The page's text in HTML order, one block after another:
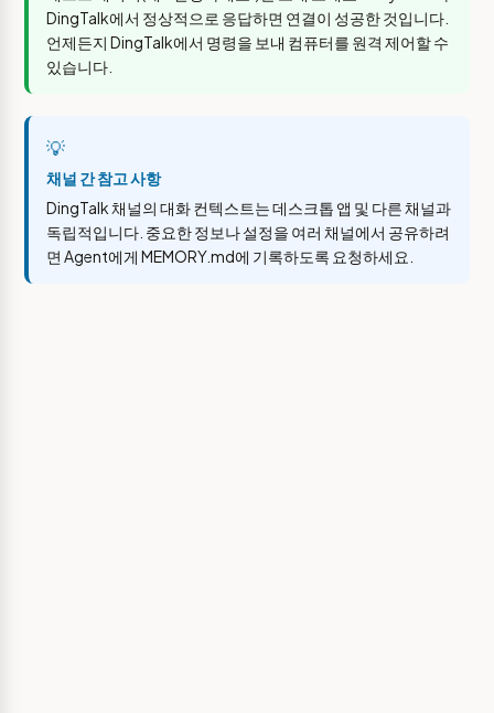
DingTalk에서 정상적으로 응답하면 연결이 성공한 것입니다.
언제든지 DingTalk에서 명령을 보내 컴퓨터를 원격 제어할 수
있습니다.
💡
채널 간 참고 사항
DingTalk 채널의 대화 컨텍스트는 데스크톱 앱 및 다른 채널과
독립적입니다. 중요한 정보나 설정을 여러 채널에서 공유하려
면 Agent에게 MEMORY.md에 기록하도록 요청하세요.